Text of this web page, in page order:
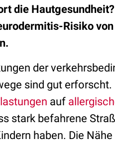
die
Risiko
der
sind gut
auf
stark befahrene
haben. Die